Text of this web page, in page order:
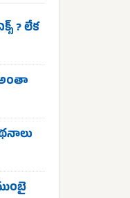
? లేక
అంతా